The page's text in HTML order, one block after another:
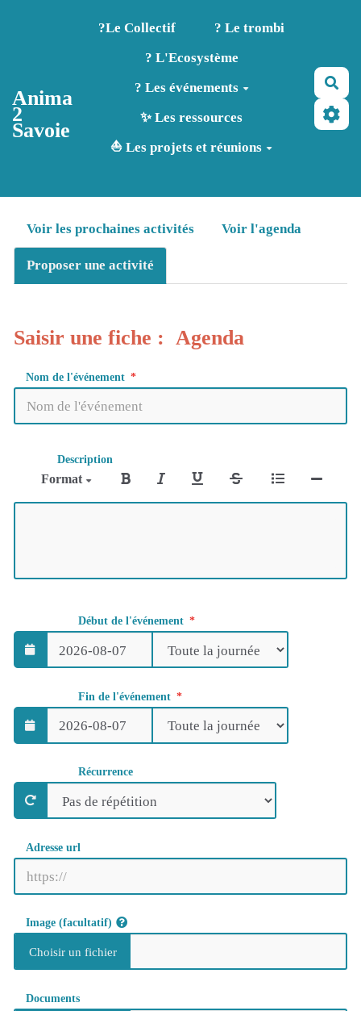
Aller au contenu principal
Anima
2
Savoie
?️Le Collectif
? Le trombi
? L'Ecosystème
? Les événements
✨ Les ressources
⛵ Les projets et réunions
Voir les prochaines activités Voir l'agenda
Proposer une activité
Saisir une fiche : Agenda
Nom de l'événement
Description
Format
Début de l'événement
Fin de l'événement
Récurrence
Adresse url
Image (facultatif)
Documents